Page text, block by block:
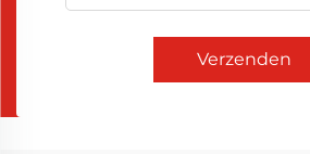
Verzenden